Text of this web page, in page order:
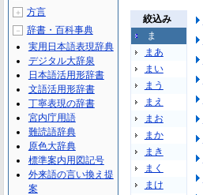
絞込み
ま
まあ
まい
まう
まえ
まお
まか
まき
まく
まけ
＋ 方言
－
辞書・百科事典
実用日本語表現辞典
デジタル大辞泉
日本語活用形辞書
文語活用形辞書
丁寧表現の辞書
宮内庁用語
難読語辞典
原色大辞典
標準案内用図記号
外来語の言い換え提
案